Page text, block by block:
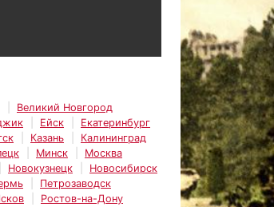
Великий Новгород
Ейск
Екатеринбург
Казань
Калининград
Минск
Москва
Новокузнецк
Новосибирск
Петрозаводск
Ростов-на-Дону